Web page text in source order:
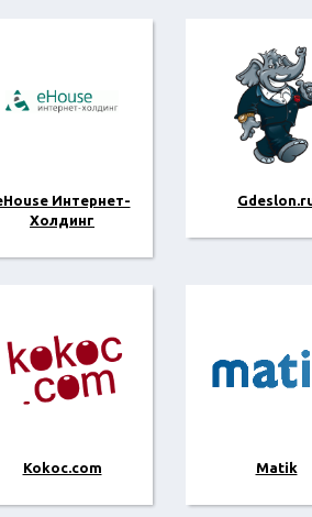
Интернет-
Холдинг
Kokoc.com Matik